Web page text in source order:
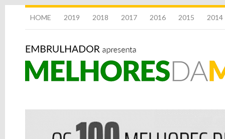
HOME 2019 2018 2017 2016 2015 2014